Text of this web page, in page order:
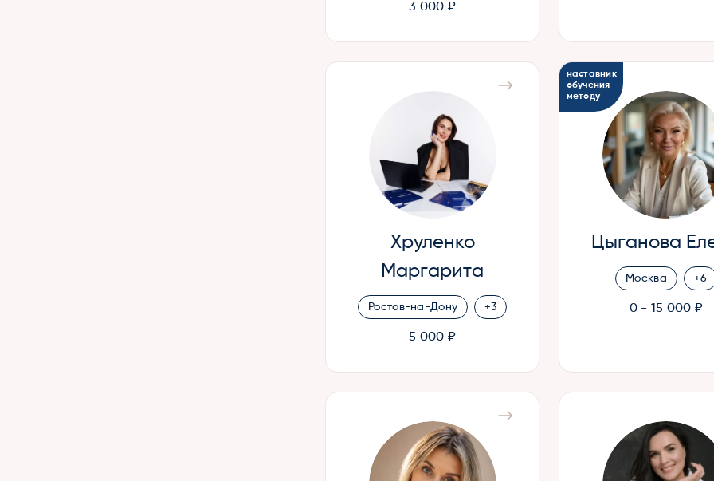
3 000 ₽
Хруленко
Маргарита
Ростов-на-Дону +3
5 000 ₽
Цыганова
Москва +6
0 - 15 000 ₽
наставник
обучения
методу